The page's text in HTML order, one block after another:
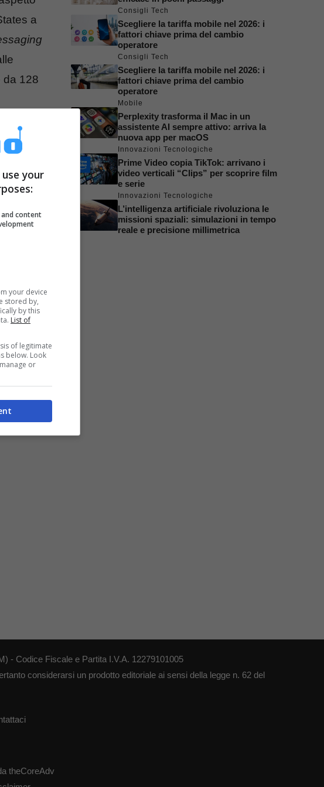
a
da 128
Consigli Tech
Scegliere la tariffa mobile nel 2026: i
fattori chiave prima del cambio
operatore
Consigli Tech
Scegliere la tariffa mobile nel 2026: i
fattori chiave prima del cambio
operatore
Mobile
Perplexity trasforma il Mac in un
assistente AI sempre attivo: arriva la
nuova app per macOS
Innovazioni Tecnologiche
Prime Video copia TikTok: arrivano i
video verticali “Clips” per scoprire film
e serie
Innovazioni Tecnologiche
L’intelligenza artificiale rivoluziona le
missioni spaziali: simulazioni in tempo
reale e precisione millimetrica
- Codice Fiscale e Partita I.V.A. 12279101005
considerarsi un prodotto editoriale ai sensi della legge n. 62 del
theCoreAdv
your
content
your device
stored by,
by this
List of
of legitimate
below. Look
or